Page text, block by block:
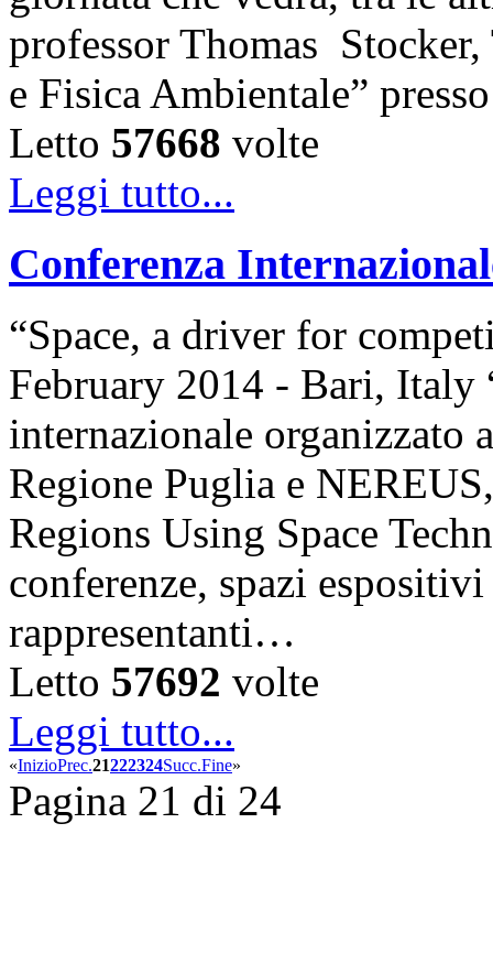
professor Thomas
e Fisica Ambientale”
Letto 57668 volte
Leggi tutto...
Conferenza
“Space, a driver for
February 2014 - Bari, Italy
internazionale organizzato
Regione Puglia e
Regions Using Space
conferenze, spazi
rappresentanti…
Letto 57692 volte
Leggi tutto...
«InizioPrec.21222324Succ.Fine»
Pagina 21 di 24